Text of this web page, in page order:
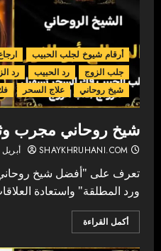
أرقام شيوخ لجلب الحبيب
جلب الزوج
رد الحبيب رد
شيخ روحاني
علاج السحر
شيخ روحاني مجرب
SHAYKHRUHANI.COM أبريل 25, 2026
تعرف على "أفضل شيخ
ورد المطلقة" واستعادة
أكمل القراءة